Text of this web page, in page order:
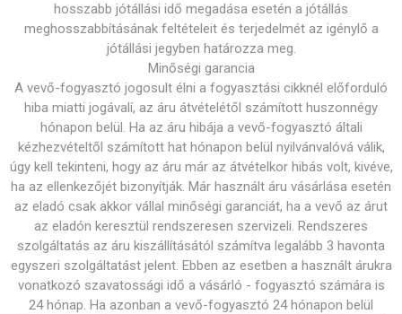
hosszabb jótállási idő megadása esetén a jótállás
meghosszabbításának feltételeit és terjedelmét az igénylő a
jótállási jegyben határozza meg.
Minőségi garancia
A vevő-fogyasztó jogosult élni a fogyasztási cikknél előforduló
hiba miatti jogávalí, az áru átvételétől számított huszonnégy
hónapon belül. Ha az áru hibája a vevő-fogyasztó általi
kézhezvételtől számított hat hónapon belül nyilvánvalóvá válik,
úgy kell tekinteni, hogy az áru már az átvételkor hibás volt, kivéve,
ha az ellenkezőjét bizonyítják. Már használt áru vásárlása esetén
az eladó csak akkor vállal minőségi garanciát, ha a vevő az árut
az eladón keresztül rendszeresen szervizeli. Rendszeres
szolgáltatás az áru kiszállításától számítva legalább 3 havonta
egyszeri szolgáltatást jelent. Ebben az esetben a használt árukra
vonatkozó szavatossági idő a vásárló - fogyasztó számára is
24 hónap. Ha azonban a vevő-fogyasztó 24 hónapon belül